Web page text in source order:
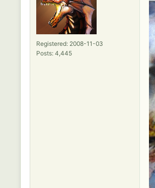
Registered: 2008-11-03
Posts: 4,445